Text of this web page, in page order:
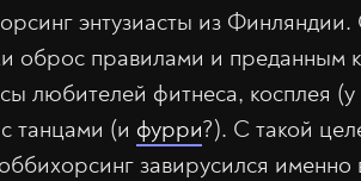
энтузиасты из
оброс правилами и преданным
любителей фитнеса, косплея
танцами (и фурри?). С такой
завирусился именно